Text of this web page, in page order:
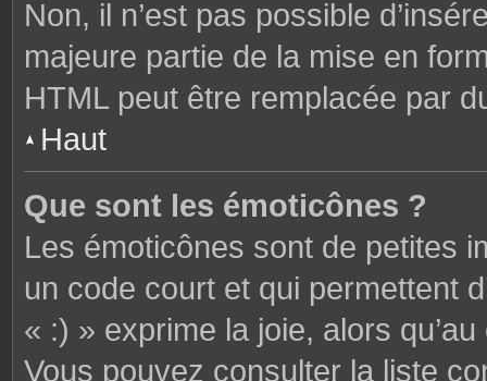
Non, il n’est pas possible
majeure partie de la mise en
HTML peut être remplacée par
Haut
Que sont les émoticônes ?
Les émoticônes sont de petites
un code court et qui permettent
« :) » exprime la joie, alors
Vous pouvez consulter la liste